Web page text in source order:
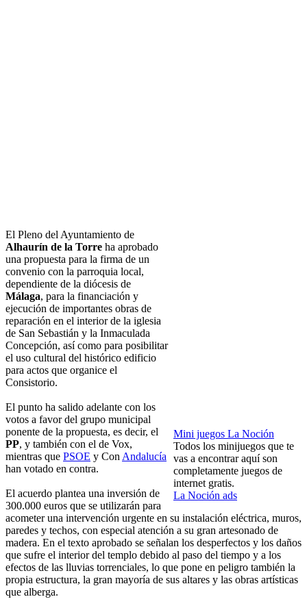
Mini juegos La Noción
Todos los minijuegos que te
vas a encontrar aquí son
completamente juegos de
internet gratis.
La Noción ads
El Pleno del Ayuntamiento de
Alhaurín de la Torre ha aprobado
una propuesta para la firma de un
convenio con la parroquia local,
dependiente de la diócesis de
Málaga, para la financiación y
ejecución de importantes obras de
reparación en el interior de la iglesia
de San Sebastián y la Inmaculada
Concepción, así como para posibilitar
el uso cultural del histórico edificio
para actos que organice el
Consistorio.
El punto ha salido adelante con los
votos a favor del grupo municipal
ponente de la propuesta, es decir, el
PP, y también con el de Vox,
mientras que PSOE y Con Andalucía
han votado en contra.
El acuerdo plantea una inversión de
300.000 euros que se utilizarán para
acometer una intervención urgente en su instalación eléctrica, muros,
paredes y techos, con especial atención a su gran artesonado de
madera. En el texto aprobado se señalan los desperfectos y los daños
que sufre el interior del templo debido al paso del tiempo y a los
efectos de las lluvias torrenciales, lo que pone en peligro también la
propia estructura, la gran mayoría de sus altares y las obras artísticas
que alberga.